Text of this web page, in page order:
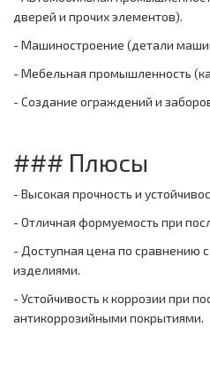
дверей и прочих элементов).
- Машиностроение (детали
- Мебельная промышленность
- Создание ограждений и
### Плюсы
- Высокая прочность и
- Отличная формуемость при
- Доступная цена по сравнению
изделиями.
- Устойчивость к коррозии при
антикоррозийными покрытиями.